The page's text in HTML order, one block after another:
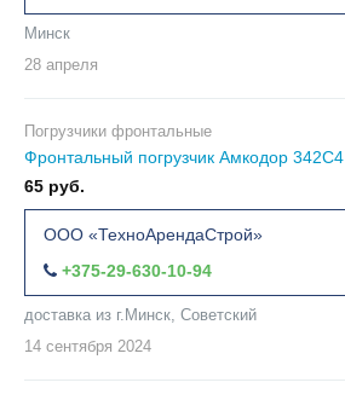
Минск
28 апреля
Погрузчики фронтальные
Фронтальный погрузчик Амкодор 342С4
65 руб.
ООО «ТехноАрендаСтрой»
+375-29-630-10-94
доставка из г.Минск, Советский
14 сентября 2024